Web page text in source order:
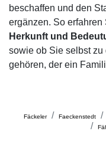
beschaffen und den
ergänzen. So
Herkunft und
sowie ob Sie selbst
gehören, der ein
Fäckeler Faeckenstedt